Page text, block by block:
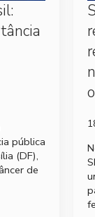
pública
(DF),
de